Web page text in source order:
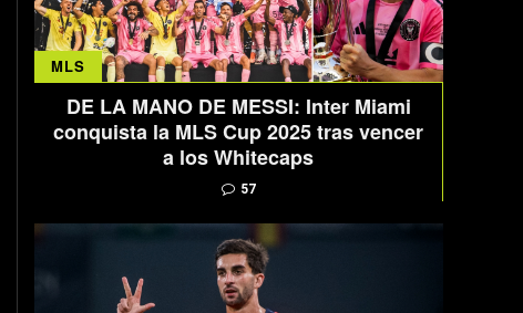
MLS
DE LA MANO DE MESSI: Inter Miami
conquista la MLS Cup 2025 tras vencer
a los Whitecaps
57